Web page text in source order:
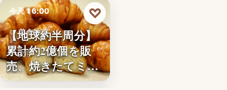
文字
今天 16:00
美食快報
文字
【地球約半周分】
累計約2億個を販
売、焼きたてミニ
クロワッ…
♡